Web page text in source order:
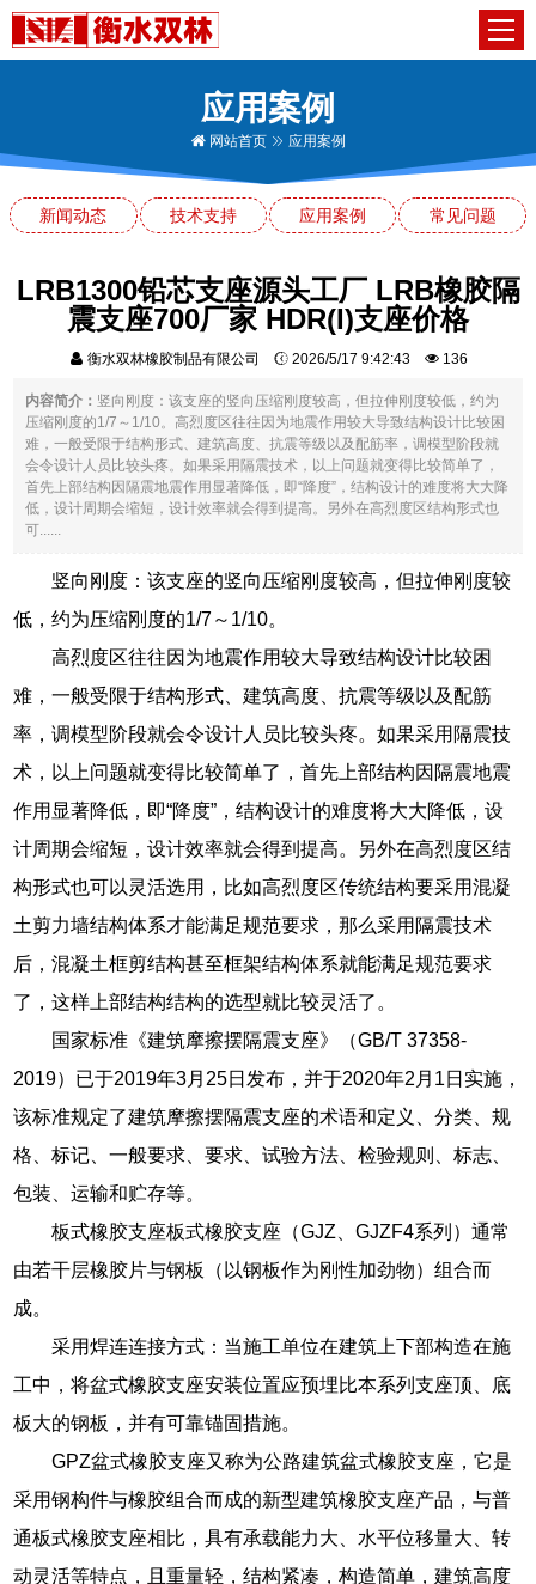
应用案例
网站首页 应用案例
新闻动态 技术支持 应用案例 常见问题
LRB1300铅芯支座源头工厂 LRB橡胶隔
震支座700厂家 HDR(I)支座价格
衡水双林橡胶制品有限公司 2026/5/17 9:42:43 136
内容简介： 竖向刚度：该支座的竖向压缩刚度较高，但拉伸刚度较低，约为
压缩刚度的1/7～1/10。高烈度区往往因为地震作用较大导致结构设计比较困
难，一般受限于结构形式、建筑高度、抗震等级以及配筋率，调模型阶段就
会令设计人员比较头疼。如果采用隔震技术，以上问题就变得比较简单了，
首先上部结构因隔震地震作用显著降低，即“降度”，结构设计的难度将大大降
低，设计周期会缩短，设计效率就会得到提高。另外在高烈度区结构形式也
可......
竖向刚度：该支座的竖向压缩刚度较高，但拉伸刚度较
低，约为压缩刚度的1/7～1/10。
高烈度区往往因为地震作用较大导致结构设计比较困
难，一般受限于结构形式、建筑高度、抗震等级以及配筋
率，调模型阶段就会令设计人员比较头疼。如果采用隔震技
术，以上问题就变得比较简单了，首先上部结构因隔震地震
作用显著降低，即“降度”，结构设计的难度将大大降低，设
计周期会缩短，设计效率就会得到提高。另外在高烈度区结
构形式也可以灵活选用，比如高烈度区传统结构要采用混凝
土剪力墙结构体系才能满足规范要求，那么采用隔震技术
后，混凝土框剪结构甚至框架结构体系就能满足规范要求
了，这样上部结构结构的选型就比较灵活了。
国家标准《建筑摩擦摆隔震支座》（GB/T 37358-
2019）已于2019年3月25日发布，并于2020年2月1日实施，
该标准规定了建筑摩擦摆隔震支座的术语和定义、分类、规
格、标记、一般要求、要求、试验方法、检验规则、标志、
包装、运输和贮存等。
板式橡胶支座板式橡胶支座（GJZ、GJZF4系列）通常
由若干层橡胶片与钢板（以钢板作为刚性加劲物）组合而
成。
采用焊连连接方式：当施工单位在建筑上下部构造在施
工中，将盆式橡胶支座安装位置应预埋比本系列支座顶、底
板大的钢板，并有可靠锚固措施。
GPZ盆式橡胶支座又称为公路建筑盆式橡胶支座，它是
采用钢构件与橡胶组合而成的新型建筑橡胶支座产品，与普
通板式橡胶支座相比，具有承载能力大、水平位移量大、转
动灵活等特点，且重量轻，结构紧凑，构造简单，建筑高度